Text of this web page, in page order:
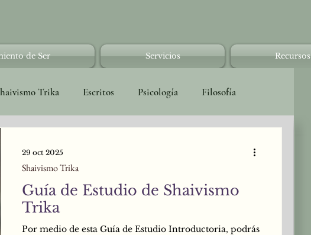
de Ser Servicios Recursos
Trika Escritos Psicología Filosofía
Guía de Estudio de Shaivismo
Trika
Por medio de esta Guía de Estudio Introductoria, podrás
Shaivismo Trika
29 oct 2025